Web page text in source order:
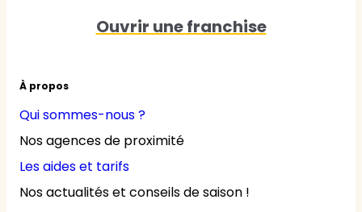
À propos
Qui sommes-nous ?
Nos agences de proximité
Les aides et tarifs
Nos actualités et conseils de saison !
Ouvrir une franchise